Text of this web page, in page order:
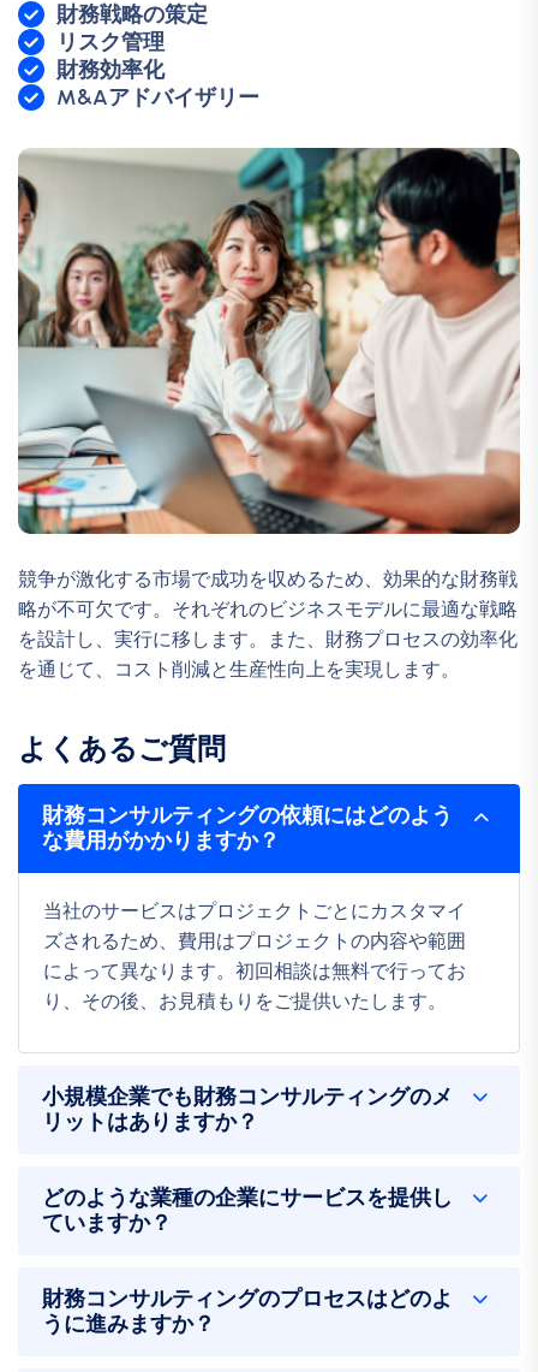
財務戦略の策定
リスク管理
財務効率化
M&Aアドバイザリー
競争が激化する市場で成功を収めるため、効果的な財務戦
略が不可欠です。それぞれのビジネスモデルに最適な戦略
を設計し、実行に移します。また、財務プロセスの効率化
を通じて、コスト削減と生産性向上を実現します。
よくあるご質問
財務コンサルティングの依頼にはどのよう
な費用がかかりますか？
当社のサービスはプロジェクトごとにカスタマイ
ズされるため、費用はプロジェクトの内容や範囲
によって異なります。初回相談は無料で行ってお
り、その後、お見積もりをご提供いたします。
小規模企業でも財務コンサルティングのメ
リットはありますか？
どのような業種の企業にサービスを提供し
ていますか？
財務コンサルティングのプロセスはどのよ
うに進みますか？